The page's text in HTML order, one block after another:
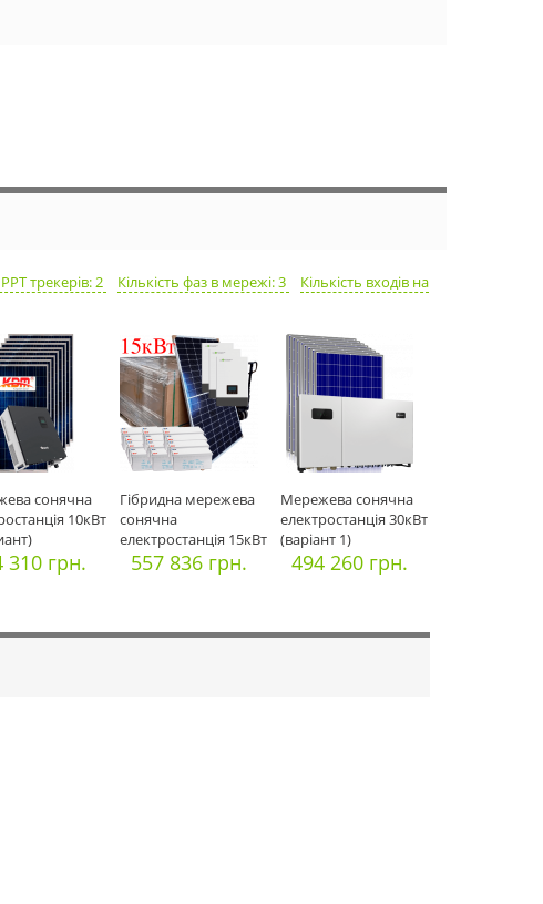
трекерів: 2 Кількість фаз в мережі: 3
Кількість входів на
сонячна
10кВт
310 грн.
Гібридна мережева
сонячна
електростанція 15кВт
557 836 грн.
Мережева сонячна
електростанція 30кВт
(варіант 1)
494 260 грн.